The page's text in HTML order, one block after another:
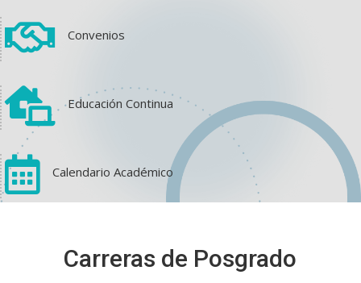
1 0
 Convenios
 Educación Continua
 Calendario Académico
Carreras de Posgrado